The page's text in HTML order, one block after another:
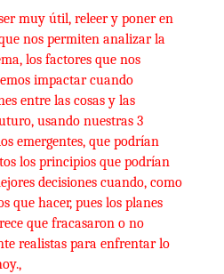
muy útil, releer y poner en
nos permiten analizar la
los factores que nos
impactar cuando
entre las cosas y las
usando nuestras 3
emergentes, que podrían
los principios que podrían
decisiones cuando, como
que hacer, pues los planes
que fracasaron o no
realistas para enfrentar lo